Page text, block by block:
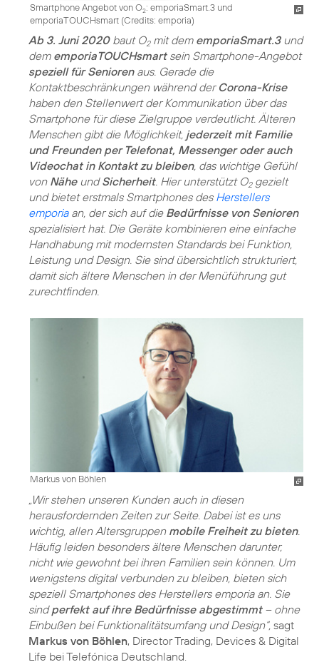
Smartphone Angebot von O2: emporiaSmart.3 und
emporiaTOUCHsmart (Credits: emporia)
Ab 3. Juni 2020baut O2mit dem emporiaSmart.3und
dem emporiaTOUCHsmartsein Smartphone-Angebot
speziell für Seniorenaus. Gerade die
Kontaktbeschränkungen während der Corona-Krise
haben den Stellenwert der Kommunikation über das
Smartphone für diese Zielgruppe verdeutlicht. Älteren
Menschen gibt die Möglichkeit, jederzeit mit Familie
und Freunden per Telefonat, Messenger oder auch
Videochat in Kontakt zu bleiben, das wichtige Gefühl
von NäheundSicherheit. Hier unterstützt O2gezielt
und bietet erstmals Smartphones des Herstellers
emporiaan, der sich auf die Bedürfnisse von Senioren
spezialisiert hat. Die Geräte kombinieren eine einfache
Handhabung mit modernsten Standards bei Funktion,
Leistung und Design. Sie sind übersichtlich strukturiert,
damit sich ältere Menschen in der Menüführung gut
zurechtfinden.
Markus von Böhlen
„Wir stehen unseren Kunden auch in diesen
herausfordernden Zeiten zur Seite. Dabei ist es uns
wichtig, allen Altersgruppen mobile Freiheit zu bieten.
Häufig leiden besonders ältere Menschen darunter,
nicht wie gewohnt bei ihren Familien sein können. Um
wenigstens digital verbunden zu bleiben, bieten sich
speziell Smartphones des Herstellers emporia an. Sie
sindperfekt auf ihre Bedürfnisse abgestimmt– ohne
Einbußen bei Funktionalitätsumfang und Design“, sagt
Markus von Böhlen, Director Trading, Devices & Digital
Life bei Telefónica Deutschland.